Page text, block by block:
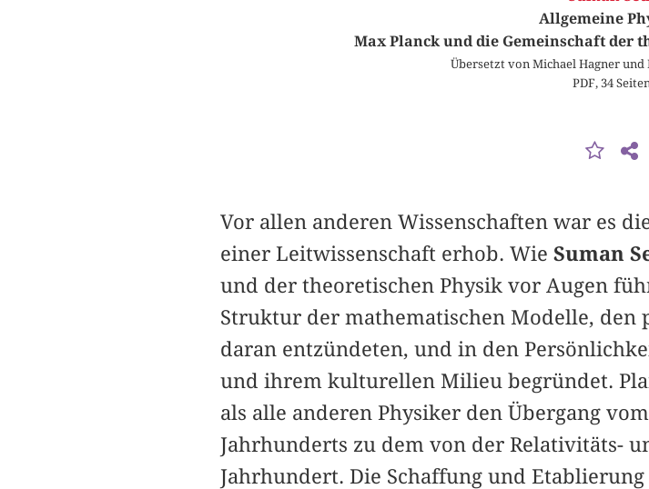
Allgemeine
Max Planck und die Gemeinschaft der
Übersetzt von Michael Hagner
PDF, 34 Seiten
Vor allen anderen Wissenschaften war es
einer Leitwissenschaft erhob. Wie Suman
und der theoretischen Physik vor Augen
Struktur der mathematischen Modelle, den
daran entzündeten, und in den
und ihrem kulturellen Milieu begründet.
als alle anderen Physiker den Übergang
Jahrhunderts zu dem von der Relativitäts-
Jahrhundert. Die Schaffung und